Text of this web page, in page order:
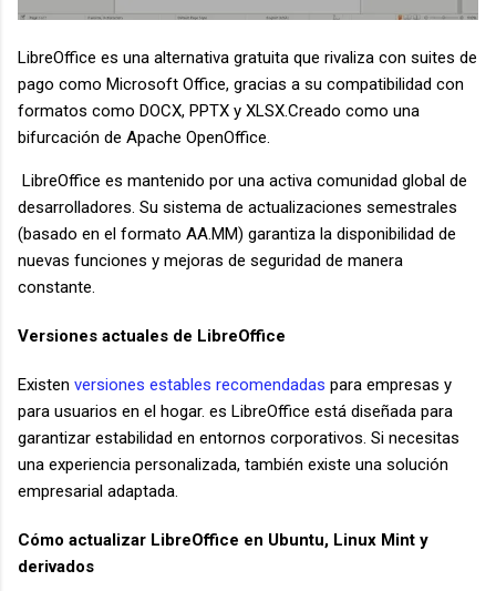
LibreOffice es una alternativa gratuita que rivaliza con suites de
pago como Microsoft Office, gracias a su compatibilidad con
formatos como DOCX, PPTX y XLSX.Creado como una
bifurcación de Apache OpenOffice.
LibreOffice es mantenido por una activa comunidad global de
desarrolladores. Su sistema de actualizaciones semestrales
(basado en el formato AA.MM) garantiza la disponibilidad de
nuevas funciones y mejoras de seguridad de manera
constante.
Versiones actuales de LibreOffice
Existen versiones estables recomendadas para empresas y
para usuarios en el hogar. es LibreOffice está diseñada para
garantizar estabilidad en entornos corporativos. Si necesitas
una experiencia personalizada, también existe una solución
empresarial adaptada.
Cómo actualizar LibreOffice en Ubuntu, Linux Mint y
derivados